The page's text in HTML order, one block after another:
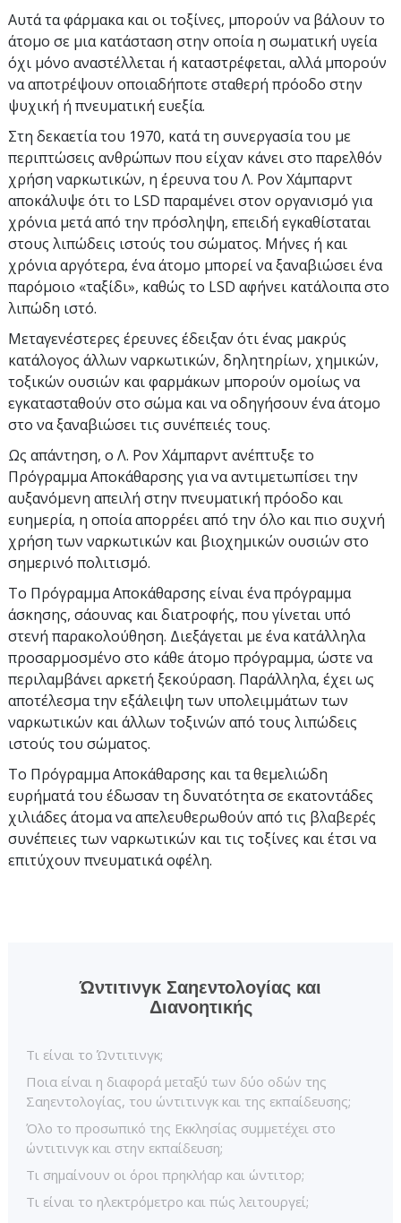
Αυτά τα φάρμακα και οι τοξίνες, μπορούν να βάλουν το
άτομο σε μια κατάσταση στην οποία η σωματική υγεία
όχι μόνο αναστέλλεται ή καταστρέφεται, αλλά μπορούν
να αποτρέψουν οποιαδήποτε σταθερή πρόοδο στην
ψυχική ή πνευματική ευεξία.
Στη δεκαετία του 1970, κατά τη συνεργασία του με
περιπτώσεις ανθρώπων που είχαν κάνει στο παρελθόν
χρήση ναρκωτικών, η έρευνα του Λ. Ρον Χάμπαρντ
αποκάλυψε ότι το LSD παραμένει στον οργανισμό για
χρόνια μετά από την πρόσληψη, επειδή εγκαθίσταται
στους λιπώδεις ιστούς του σώματος. Μήνες ή και
χρόνια αργότερα, ένα άτομο μπορεί να ξαναβιώσει ένα
παρόμοιο «ταξίδι», καθώς το LSD αφήνει κατάλοιπα στο
λιπώδη ιστό.
Μεταγενέστερες έρευνες έδειξαν ότι ένας μακρύς
κατάλογος άλλων ναρκωτικών, δηλητηρίων, χημικών,
τοξικών ουσιών και φαρμάκων μπορούν ομοίως να
εγκατασταθούν στο σώμα και να οδηγήσουν ένα άτομο
στο να ξαναβιώσει τις συνέπειές τους.
Ως απάντηση, ο Λ. Ρον Χάμπαρντ ανέπτυξε το
Πρόγραμμα Αποκάθαρσης για να αντιμετωπίσει την
αυξανόμενη απειλή στην πνευματική πρόοδο και
ευημερία, η οποία απορρέει από την όλο και πιο συχνή
χρήση των ναρκωτικών και βιοχημικών ουσιών στο
σημερινό πολιτισμό.
Το Πρόγραμμα Αποκάθαρσης είναι ένα πρόγραμμα
άσκησης, σάουνας και διατροφής, που γίνεται υπό
στενή παρακολούθηση. Διεξάγεται με ένα κατάλληλα
προσαρμοσμένο στο κάθε άτομο πρόγραμμα, ώστε να
περιλαμβάνει αρκετή ξεκούραση. Παράλληλα, έχει ως
αποτέλεσμα την εξάλειψη των υπολειμμάτων των
ναρκωτικών και άλλων τοξινών από τους λιπώδεις
ιστούς του σώματος.
Το Πρόγραμμα Αποκάθαρσης και τα θεμελιώδη
ευρήματά του έδωσαν τη δυνατότητα σε εκατοντάδες
χιλιάδες άτομα να απελευθερωθούν από τις βλαβερές
συνέπειες των ναρκωτικών και τις τοξίνες και έτσι να
επιτύχουν πνευματικά οφέλη.
Ώντιτινγκ Σαηεντολογίας και
Διανοητικής
Τι είναι το Ώντιτινγκ;
Ποια είναι η διαφορά μεταξύ των δύο οδών της
Σαηεντολογίας, του ώντιτινγκ και της εκπαίδευσης;
Όλο το προσωπικό της Εκκλησίας συμμετέχει στο
ώντιτινγκ και στην εκπαίδευση;
Τι σημαίνουν οι όροι πρηκλήαρ και ώντιτορ;
Τι είναι το ηλεκτρόμετρο και πώς λειτουργεί;